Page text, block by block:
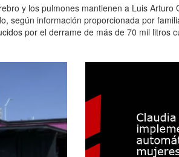
y los pulmones mantienen a Luis Arturo
según información proporcionada por
por el derrame de más de 70 mil litros